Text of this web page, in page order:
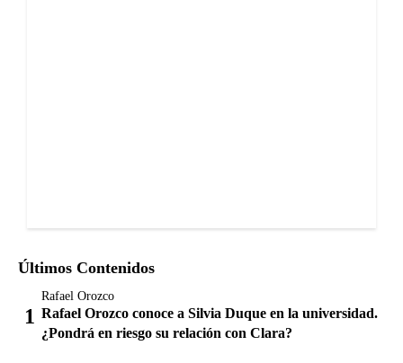
Últimos Contenidos
Rafael Orozco
Rafael Orozco conoce a Silvia Duque en la universidad.
¿Pondrá en riesgo su relación con Clara?